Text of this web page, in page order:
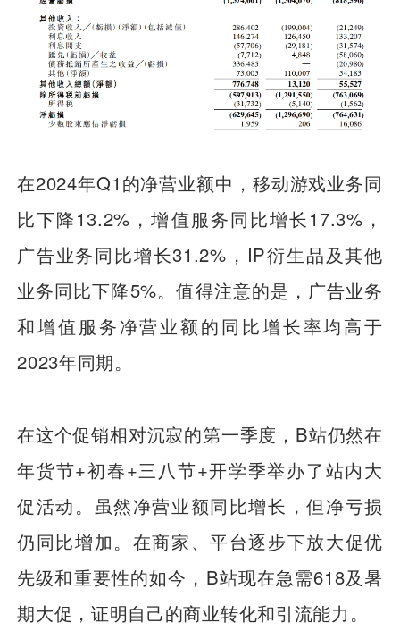
在2024年Q1的净营业额中，移动游戏业务同
比下降13.2%，增值服务同比增长17.3%，
广告业务同比增长31.2%，IP衍生品及其他
业务同比下降5%。值得注意的是，广告业务
和增值服务净营业额的同比增长率均高于
2023年同期。
在这个促销相对沉寂的第一季度，B站仍然在
年货节+初春+三八节+开学季举办了站内大
促活动。虽然净营业额同比增长，但净亏损
仍同比增加。在商家、平台逐步下放大促优
先级和重要性的如今，B站现在急需618及暑
期大促，证明自己的商业转化和引流能力。